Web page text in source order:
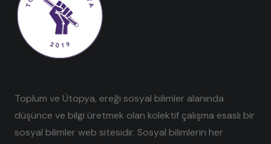
Toplum ve Ütopya, ereği sosyal bilimler alanında
düşünce ve bilgi üretmek olan kolektif çalışma esaslı bir
sosyal bilimler web sitesidir. Sosyal bilimlerin her